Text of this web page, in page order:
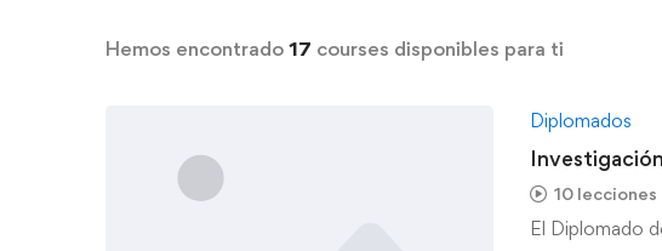
Hemos encontrado 17 courses disponibles para ti
Diplomados
10 lecciones
El Diplomado